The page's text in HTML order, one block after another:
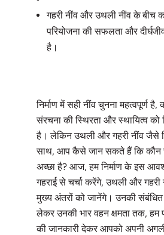
गहरी नींव और उथली नींव के बीच
परियोजना की सफलता और
है।
निर्माण में सही नींव चुनना महत्वपूर्ण है,
संरचना की स्थिरता और स्थायित्व को
है। लेकिन उथली और गहरी नींव जैसे
साथ, आप कैसे जान सकते हैं कि कौन
अच्छा है? आज, हम निर्माण के इस
गहराई से चर्चा करेंगे, उथली और गहरी
मुख्य अंतरों को जानेंगे। उनकी संबंधित
लेकर उनकी भार वहन क्षमता तक, हम
की जानकारी देकर आपको अपनी अगली